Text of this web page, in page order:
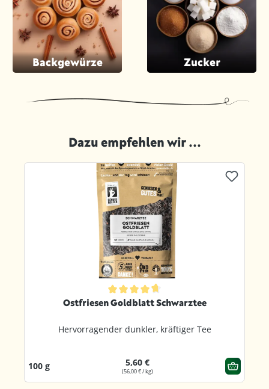
Backgewürze Zucker
Dazu empfehlen wir ...
Produktgalerie überspringen
Durchschnittliche Bewertung von 4.8 von 5 Sternen
Ostfriesen Goldblatt Schwarztee
Hervorragender dunkler, kräftiger Tee
100 g 5,60 €
(56,00 € / kg)